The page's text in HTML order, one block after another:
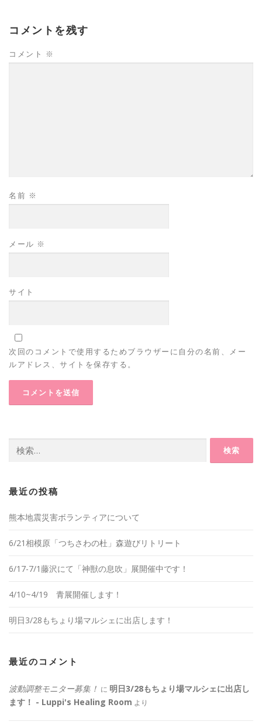
コメントを残す
コメント ※
名前 ※
メール ※
サイト
次回のコメントで使用するためブラウザーに自分の名前、メー
ルアドレス、サイトを保存する。
索:
最近の投稿
熊本地震災害ボランティアについて
6/21相模原「つちさわの杜」森遊びリトリート
6/17-7/1藤沢にて「神獣の息吹」展開催中です！
4/10~4/19 青展開催します！
明日3/28もちょり場マルシェに出店します！
最近のコメント
波動調整モニター募集！ に 明日3/28もちょり場マルシェに出店し
ます！ - Luppi's Healing Room より